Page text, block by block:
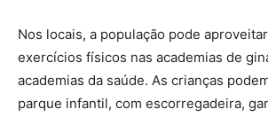
Nos locais, a população pode
exercícios físicos nas academias de
academias da saúde. As crianças
parque infantil, com escorregadeira,